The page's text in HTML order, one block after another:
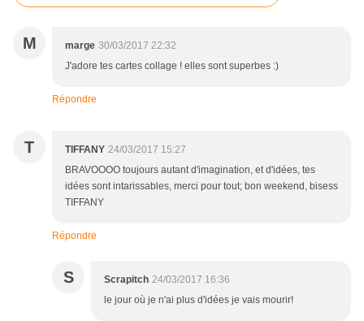
M marge 30/03/2017 22:32
J'adore tes cartes collage ! elles sont superbes :)
Répondre
T TIFFANY 24/03/2017 15:27
BRAVOOOO toujours autant d'imagination, et d'idées, tes
idées sont intarissables, merci pour tout; bon weekend, bisess
TIFFANY
Répondre
S Scrapitch 24/03/2017 16:36
le jour où je n'ai plus d'idées je vais mourir!